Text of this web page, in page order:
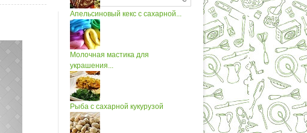
Апельсиновый кекс с сахарной...
Молочная мастика для
украшения...
Рыба с сахарной кукурузой